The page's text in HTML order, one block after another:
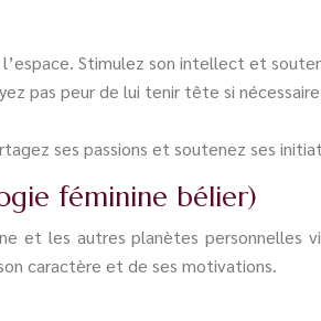
Stimulez son intellect et
pas peur de lui tenir tête si
ses passions et soutenez ses
féminine bélier)
et les autres planètes
caractère et de ses motivations.